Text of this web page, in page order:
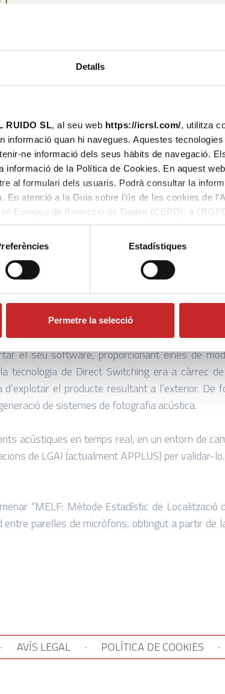
Detalls
RUIDO SL, al seu web https://icrsl.com/, utilitza
informació quan hi navegues. Aquestes
ne informació dels seus hàbits de navegació.
informació de la Política de Cookies. En aquest
al formulari dels usuaris. Podrà consultar la
En atenció a la Guia sobre l’ús de les cookies de
Europeu de Protecció de Dades (CEPD); a
darrera actualització, 09/05/2023, sol·licitarem el
Estadístiques
Permetre la selecció
EUROPRO (1994-1998)
europeu de reducció de soroll de màquines
anomenat ESPRIT HPCN Project
de plataformes embegudes HPCN
Aquestes plataformes permetien
permetria treballar amb diversos models
del sector tecnològic, coordinades per
el seu software, proporcionant eines de
tecnologia de Direct Switching era a càrrec
d’explotar el producte resultant a l’exterior.
de sistemes de fotografia acústica.
acústiques en temps real, en un entorn de
de LGAI (actualment APPLUS) per
“MELF: Mètode Estadístic de
parelles de micròfons, obtingut a partir de
· AVÍS LEGAL · POLÍTICA DE COOKIES ·